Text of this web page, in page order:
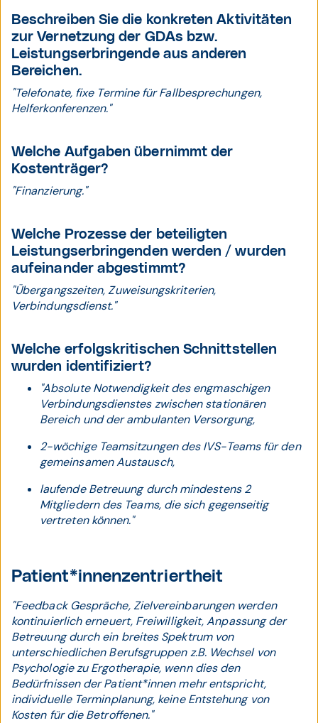
Beschreiben Sie die konkreten Aktivitäten
zur Vernetzung der GDAs bzw.
Leistungserbringende aus anderen
Bereichen.
"Telefonate, fixe Termine für Fallbesprechungen,
Helferkonferenzen."
Welche Aufgaben übernimmt der
Kostenträger?
"Finanzierung."
Welche Prozesse der beteiligten
Leistungserbringenden werden / wurden
aufeinander abgestimmt?
"Übergangszeiten, Zuweisungskriterien,
Verbindungsdienst."
Welche erfolgskritischen Schnittstellen
wurden identifiziert?
"Absolute Notwendigkeit des engmaschigen
Verbindungsdienstes zwischen stationären
Bereich und der ambulanten Versorgung,
2-wöchige Teamsitzungen des IVS-Teams für den
gemeinsamen Austausch,
laufende Betreuung durch mindestens 2
Mitgliedern des Teams, die sich gegenseitig
vertreten können."
Patient*innenzentriertheit
"Feedback Gespräche, Zielvereinbarungen werden
kontinuierlich erneuert, Freiwilligkeit, Anpassung der
Betreuung durch ein breites Spektrum von
unterschiedlichen Berufsgruppen z.B. Wechsel von
Psychologie zu Ergotherapie, wenn dies den
Bedürfnissen der Patient*innen mehr entspricht,
individuelle Terminplanung, keine Entstehung von
Kosten für die Betroffenen."